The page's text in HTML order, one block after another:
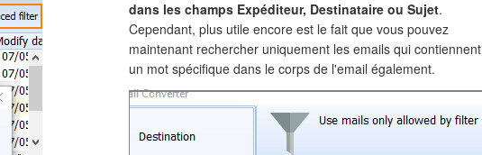
dans les champs Expéditeur, Destinataire ou Sujet.
Cependant, plus utile encore est le fait que vous pouvez
maintenant rechercher uniquement les emails qui contiennent
un mot spécifique dans le corps de l'email également.